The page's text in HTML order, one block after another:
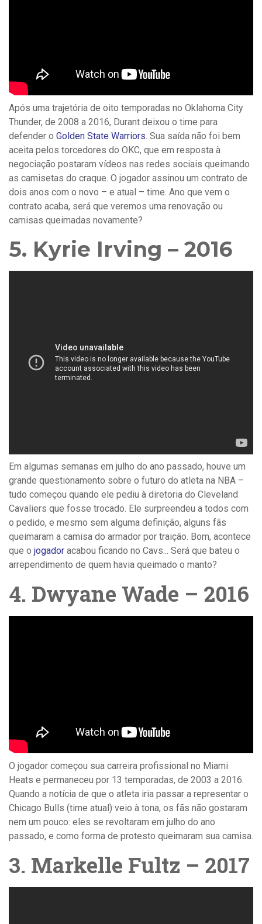
Após uma trajetória de oito temporadas no Oklahoma City
Thunder, de 2008 a 2016, Durant deixou o time para
defender o Golden State Warriors . Sua saída não foi bem
aceita pelos torcedores do OKC, que em resposta à
negociação postaram vídeos nas redes sociais queimando
as camisetas do craque. O jogador assinou um contrato de
dois anos com o novo – e atual – time. Ano que vem o
contrato acaba, será que veremos uma renovação ou
camisas queimadas novamente?
5. Kyrie Irving – 2016
Em algumas semanas em julho do ano passado, houve um
grande questionamento sobre o futuro do atleta na NBA –
tudo começou quando ele pediu à diretoria do Cleveland
Cavaliers que fosse trocado. Ele surpreendeu a todos com
o pedido, e mesmo sem alguma definição, alguns fãs
queimaram a camisa do armador por traição. Bom, acontece
que o jogador acabou ficando no Cavs... Será que bateu o
arrependimento de quem havia queimado o manto?
4. Dwyane Wade – 2016
O jogador começou sua carreira profissional no Miami
Heats e permaneceu por 13 temporadas, de 2003 a 2016.
Quando a notícia de que o atleta iria passar a representar o
Chicago Bulls (time atual) veio à tona, os fãs não gostaram
nem um pouco: eles se revoltaram em julho do ano
passado, e como forma de protesto queimaram sua camisa.
3. Markelle Fultz – 2017